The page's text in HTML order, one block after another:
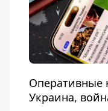
Оперативные
Украина,